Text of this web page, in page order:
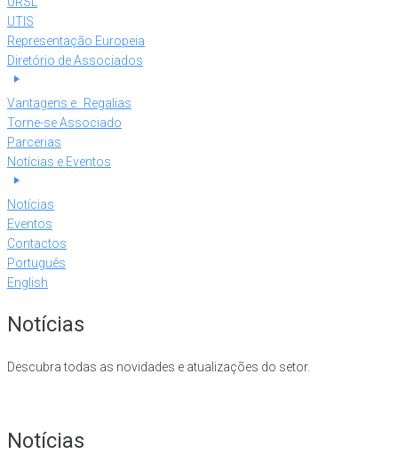
UTIS
Representação Europeia
Diretório de Associados
Vantagens e Regalias
Torne-se Associado
Parcerias
Notícias e Eventos
Notícias
Eventos
Contactos
Português
English
Notícias
Descubra todas as novidades e atualizações do setor.
Notícias